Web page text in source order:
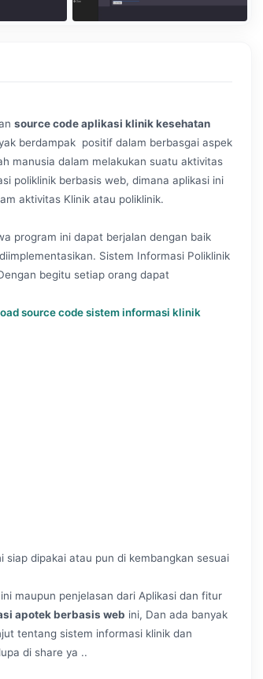
source code aplikasi klinik kesehatan
berdampak positif dalam berbasgai aspek
manusia dalam melakukan suatu aktivitas
poliklinik berbasis web, dimana aplikasi ini
aktivitas Klinik atau poliklinik.
program ini dapat berjalan dengan baik
Sistem Informasi Poliklinik
begitu setiap orang dapat
source code sistem informasi klinik
siap dipakai atau pun di kembangkan sesuai
maupun penjelasan dari Aplikasi dan fitur
apotek berbasis web ini, Dan ada banyak
tentang sistem informasi klinik dan
di share ya ..